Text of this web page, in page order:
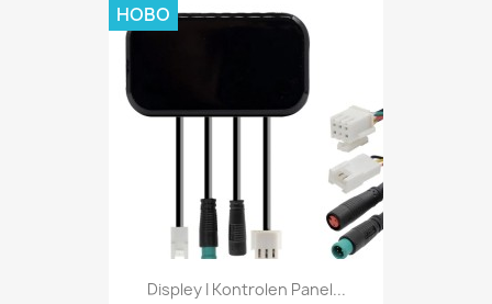
Displey I Kontrolen Panel...
НОВО